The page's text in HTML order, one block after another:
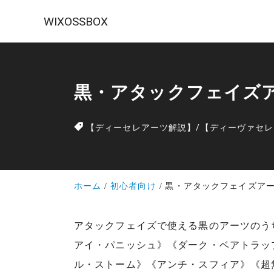
WIXOSSBOX
黒・アタックフェイズ
【ディーセレアーツ解説】/ 【ディーヴァセ
ホーム 初心者向け 黒・アタックフェイズア
アタックフェイズで使える黒のアーツの
アイ・パニッシュ》《ダーク・ベアトラ
ル・ストーム》《アンチ・スフィア》《